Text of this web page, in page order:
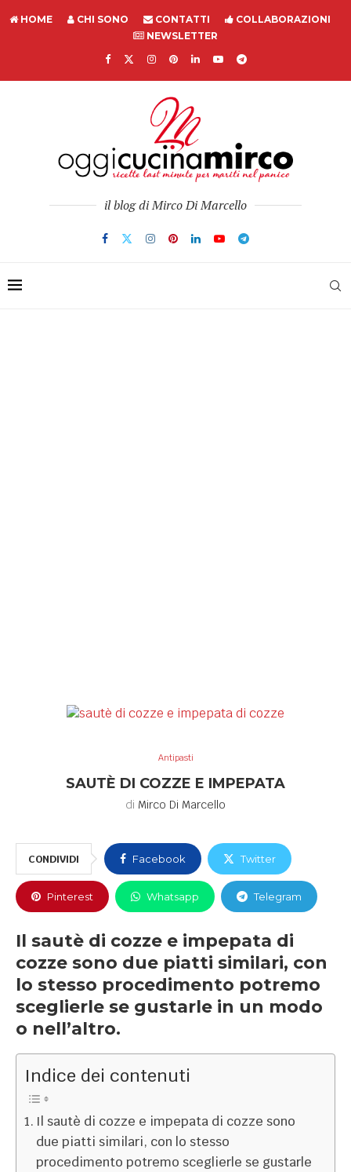
HOME CHI SONO CONTATTI
COLLABORAZIONI
NEWSLETTER
il blog di Mirco Di Marcello
Antipasti
SAUTÈ DI COZZE E IMPEPATA
di Mirco Di Marcello
CONDIVIDI Facebook Twitter
Pinterest Whatsapp Telegram
Il sautè di cozze e impepata di
cozze sono due piatti similari, con
lo stesso procedimento potremo
sceglierle se gustarle in un modo
o nell’altro.
Indice dei contenuti
Il sautè di cozze e impepata di cozze sono
due piatti similari, con lo stesso
procedimento potremo sceglierle se gustarle